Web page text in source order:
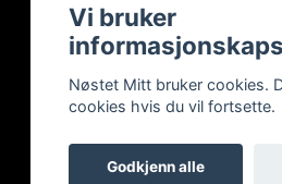
Vi bruker
Nøstet Mitt bruker cookies.
cookies hvis du vil fortsette.
Godkjenn alle